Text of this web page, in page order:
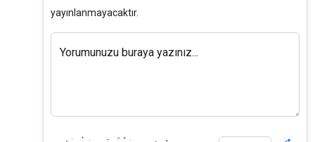
yayınlanmayacaktır.
Yorumunuzu buraya yazınız...